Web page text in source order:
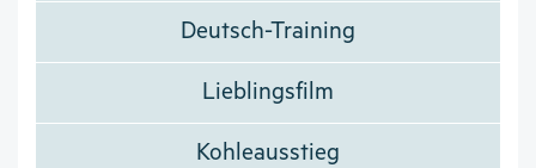
Deutsch-Training
Lieblingsfilm
Kohleausstieg